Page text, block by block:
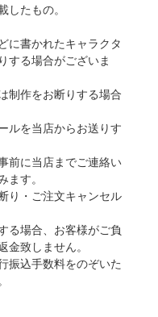
したもの。
に書かれたキャラクタ
する場合がございま
制作をお断りする場合
ルを当店からお送りす
前に当店までご連絡い
ます。
り・ご注文キャンセル
る場合、お客様がご負
金致しません。
振込手数料をのぞいた